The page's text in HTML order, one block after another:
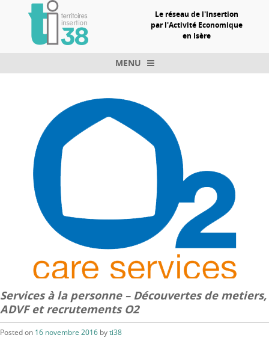
Le réseau de l'Insertion
par l'Activité Economique
en Isère
MENU
Services à la personne – Découvertes de metiers,
ADVF et recrutements O2
Posted on 16 novembre 2016 byti38